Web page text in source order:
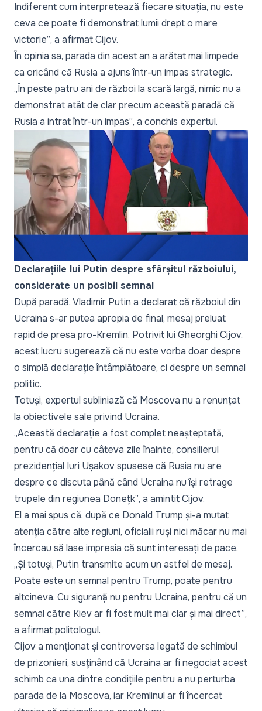
Indiferent cum interpretează fiecare situația, nu este
ceva ce poate fi demonstrat lumii drept o mare
victorie”, a afirmat Cijov.
În opinia sa, parada din acest an a arătat mai limpede
ca oricând că Rusia a ajuns într-un impas strategic.
„În peste patru ani de război la scară largă, nimic nu a
demonstrat atât de clar precum această paradă că
Rusia a intrat într-un impas”, a conchis expertul.
Declarațiile lui Putin despre sfârșitul războiului,
considerate un posibil semnal
După paradă, Vladimir Putin a declarat că războiul din
Ucraina s-ar putea apropia de final, mesaj preluat
rapid de presa pro-Kremlin. Potrivit lui Gheorghi Cijov,
acest lucru sugerează că nu este vorba doar despre
o simplă declarație întâmplătoare, ci despre un semnal
politic.
Totuși, expertul subliniază că Moscova nu a renunțat
la obiectivele sale privind Ucraina.
„Această declarație a fost complet neașteptată,
pentru că doar cu câteva zile înainte, consilierul
prezidențial Iuri Ușakov spusese că Rusia nu are
despre ce discuta până când Ucraina nu își retrage
trupele din regiunea Donețk”, a amintit Cijov.
El a mai spus că, după ce Donald Trump și-a mutat
atenția către alte regiuni, oficialii ruși nici măcar nu mai
încercau să lase impresia că sunt interesați de pace.
„Și totuși, Putin transmite acum un astfel de mesaj.
Poate este un semnal pentru Trump, poate pentru
altcineva. Cu siguranță nu pentru Ucraina, pentru că un
semnal către Kiev ar fi fost mult mai clar și mai direct”,
a afirmat politologul.
Cijov a menționat și controversa legată de schimbul
de prizonieri, susținând că Ucraina ar fi negociat acest
schimb ca una dintre condițiile pentru a nu perturba
parada de la Moscova, iar Kremlinul ar fi încercat